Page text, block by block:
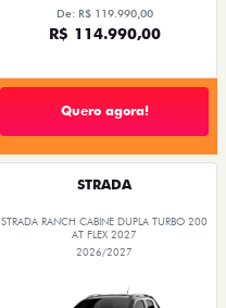
De: R$ 119.990,00
R$ 114.990,00
Quero agora!
STRADA
STRADA RANCH CABINE DUPLA TURBO 200
AT FLEX 2027
2026/2027